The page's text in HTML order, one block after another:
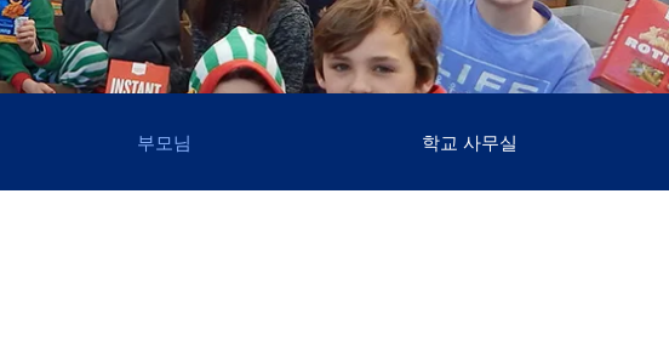
언어 몰입 교육 (9~12학년)
미네토카 연구소
주요 분야: 항공, 자동차, 건설
)
티켓
맥키니-벤토 지원 대상 학생
미네톤카 아메리칸 인디언 교육
프로그램
부모님 학교 사무실